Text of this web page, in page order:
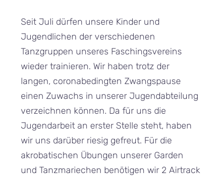
Seit Juli dürfen unsere Kinder und
Jugendlichen der verschiedenen
Tanzgruppen unseres Faschingsvereins
wieder trainieren. Wir haben trotz der
langen, coronabedingten Zwangspause
einen Zuwachs in unserer Jugendabteilung
verzeichnen können. Da für uns die
Jugendarbeit an erster Stelle steht, haben
wir uns darüber riesig gefreut. Für die
akrobatischen Übungen unserer Garden
und Tanzmariechen benötigen wir 2 Airtrack